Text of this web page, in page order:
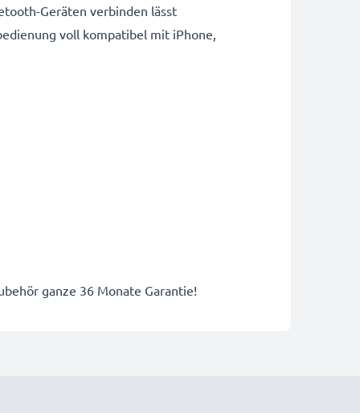
Geräten verbinden lässt
voll kompatibel mit iPhone,
ganze 36 Monate Garantie!